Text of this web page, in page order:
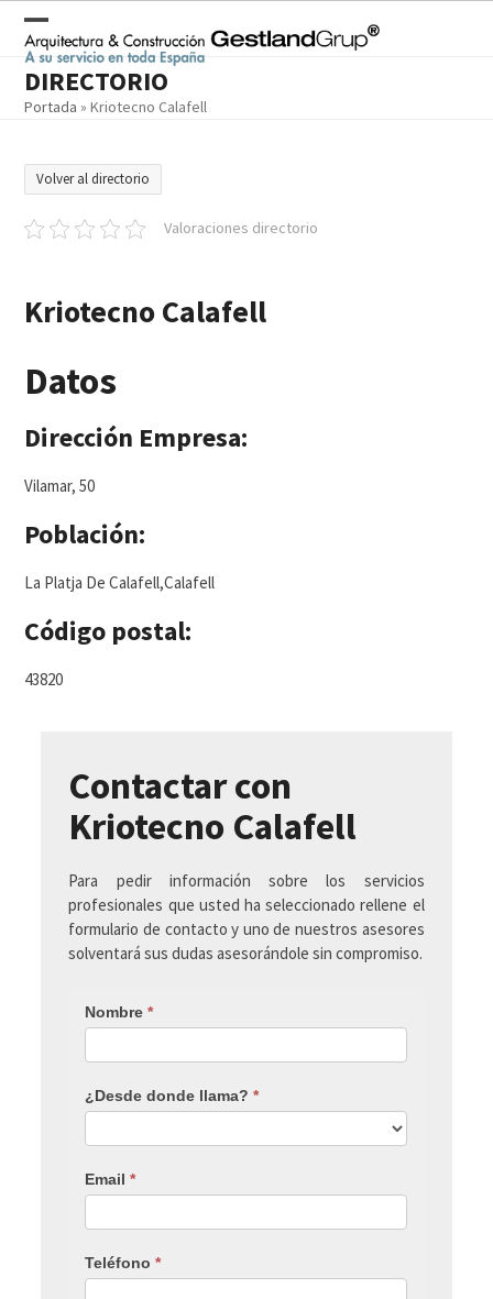
contentOpen
mobile
menu
Close
mobile
menu
DIRECTORIO
Portada »Kriotecno Calafell
Volver al directorio
Valoraciones directorio
Kriotecno Calafell
Datos
Dirección Empresa:
Vilamar, 50
Población:
La Platja De Calafell,Calafell
Código postal:
43820
Contactar con
Kriotecno Calafell
Para pedir información sobre los servicios
profesionales que usted ha seleccionado rellene el
formulario de contacto y uno de nuestros asesores
solventará sus dudas asesorándole sin compromiso.
Nombre*
¿Desde donde llama?*
Email*
Teléfono*